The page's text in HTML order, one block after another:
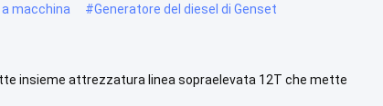
macchina #Generatore del diesel di Genset
insieme attrezzatura linea sopraelevata 12T che mette